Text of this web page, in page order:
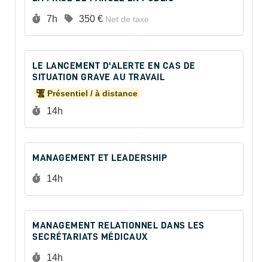
Durée :
7h Prix :
350 € Net de taxe
LE LANCEMENT D'ALERTE EN CAS DE
SITUATION GRAVE AU TRAVAIL
Présentiel / à distance
Durée :
14h
MANAGEMENT ET LEADERSHIP
Durée :
14h
MANAGEMENT RELATIONNEL DANS LES
SECRÉTARIATS MÉDICAUX
Durée :
14h